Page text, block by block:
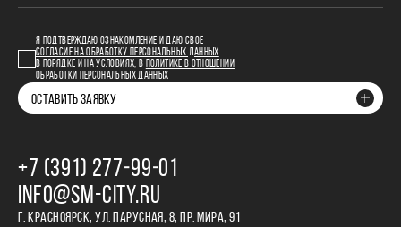
Я ПОДТВЕРЖДАЮ ОЗНАКОМЛЕНИЕ И ДАЮ СВОЕ
СОГЛАСИЕ НА ОБРАБОТКУ ПЕРСОНАЛЬНЫХ ДАННЫХ
В ПОРЯДКЕ И НА УСЛОВИЯХ, В
ПОЛИТИКЕ В ОТНОШЕНИИ
ОБРАБОТКИ ПЕРСОНАЛЬНЫХ ДАННЫХ
ОСТАВИТЬ ЗАЯВКУ
+7 (391) 277‒99‒01
INFO@SM-CITY.RU
Г. КРАСНОЯРСК, УЛ. ПАРУСНАЯ, 8, ПР. МИРА, 91